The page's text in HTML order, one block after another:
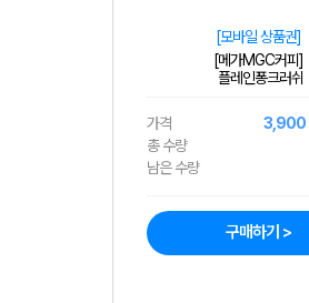
[모바일 상품권]
[메가MGC커피]
플레인퐁크러쉬
가격 3,900
총 수량
남은 수량
구매하기 >